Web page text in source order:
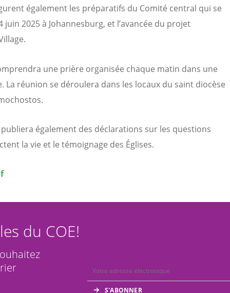
également les préparatifs du Comité central qui se
juin 2025 à Johannesburg, et l’avancée du projet
une prière organisée chaque matin dans une
La réunion se déroulera dans les locaux du saint diocèse
également des déclarations sur les questions
la vie et le témoignage des Églises.
du COE!